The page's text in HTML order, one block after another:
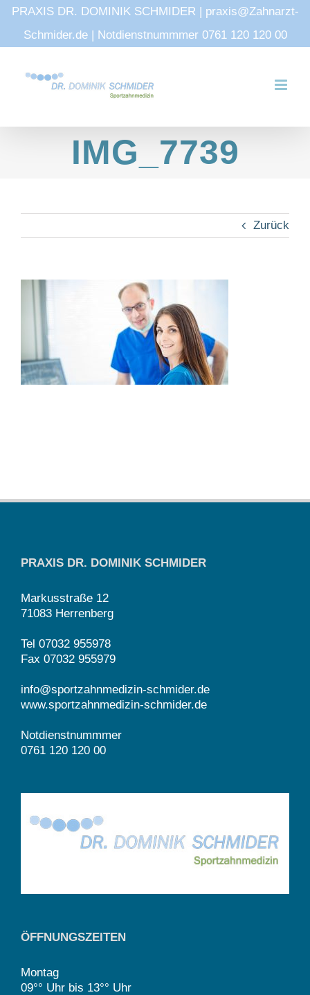
PRAXIS DR. DOMINIK SCHMIDER | praxis@Zahnarzt-
Schmider.de | Notdienstnummmer 0761 120 120 00
Inhalt
IMG_7739
Zurück
PRAXIS DR. DOMINIK SCHMIDER
Markusstraße 12
71083 Herrenberg
Tel 07032 955978
Fax 07032 955979
info@sportzahnmedizin-schmider.de
www.sportzahnmedizin-schmider.de
Notdienstnummmer
0761 120 120 00
ÖFFNUNGSZEITEN
Montag
09°° Uhr bis 13°° Uhr